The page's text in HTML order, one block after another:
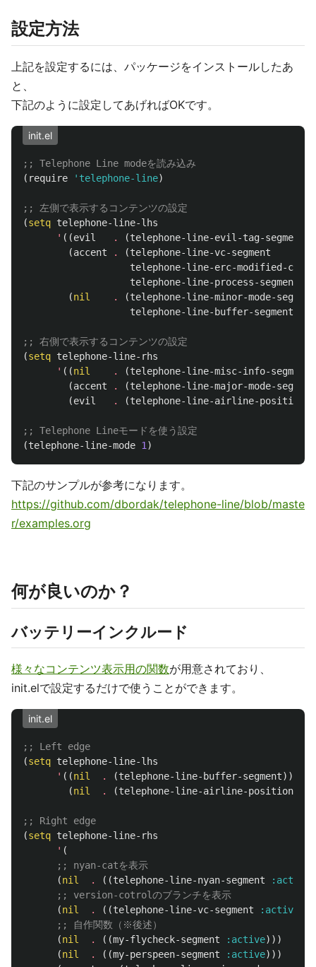
設定方法
上記を設定するには、パッケージをインストールしたあ
と、
下記のように設定してあげればOKです。
init.el
;; Telephone Line modeを読み込み
( require 'telephone-line)
;; 左側で表示するコンテンツの設定
(setq telephone-line-lhs
' ((evil . (telephone-line-evil-tag-segment
(accent . (telephone-line-vc-segment
telephone-line-erc-modified-
telephone-line-process-segment
(nil . (telephone-line-minor-mode-segment
telephone-line-buffer-segment
;; 右側で表示するコンテンツの設定
(setq telephone-line-rhs
' ((nil . (telephone-line-misc-info-segment
(accent . (telephone-line-major-mode-segment
(evil . (telephone-line-airline-position-
;; Telephone Lineモードを使う設定
(telephone-line-mode 1 )
下記のサンプルが参考になります。
https://github.com/dbordak/telephone-line/blob/maste
r/examples.org
何が良いのか？
バッテリーインクルード
様々なコンテンツ表示用の関数が用意されており、
init.elで設定するだけで使うことができます。
init.el
;; Left edge
(setq telephone-line-lhs
' ((nil . (telephone-line-buffer-segment))
(nil . (telephone-line-airline-position-
;; Right edge
(setq telephone-line-rhs
' (
;; nyan-catを表示
(nil . ((telephone-line-nyan-segment :active
;; version-cotrolのブランチを表示
(nil . ((telephone-line-vc-segment :active
;; 自作関数（※後述）
(nil . ((my-flycheck-segment :active)))
(nil . ((my-perspeen-segment :active)))